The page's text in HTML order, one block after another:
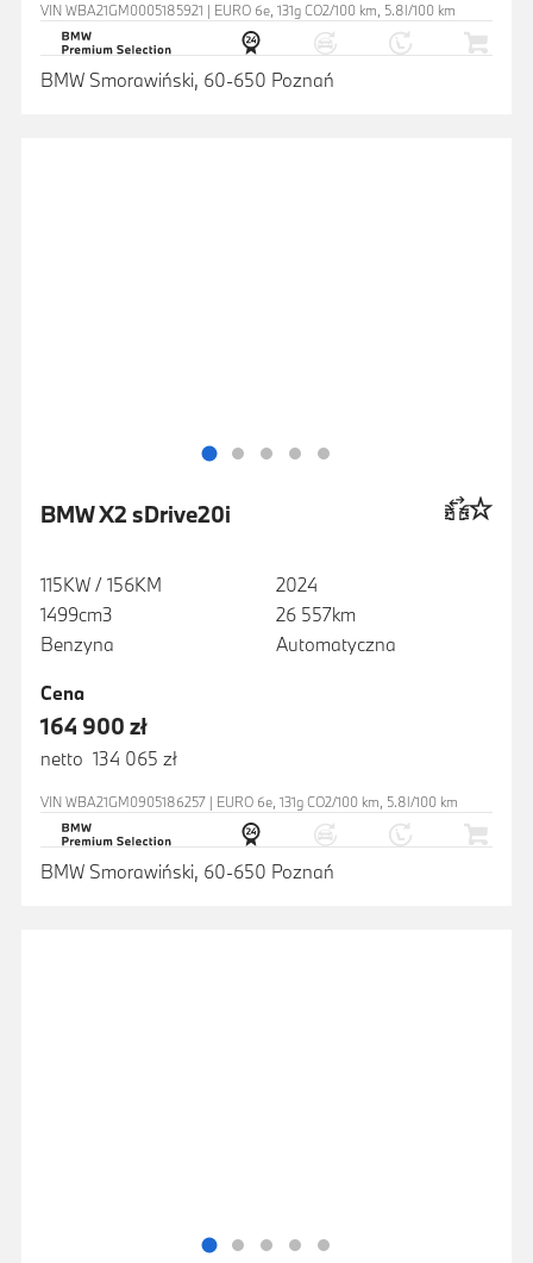
VIN WBA21GM0005185921 | EURO 6e, 131g CO2/100 km, 5.8l/100 km
BMW Smorawiński, 60-650 Poznań
BMW X2 sDrive20i
115KW / 156KM
1499cm3
Benzyna
2024
26 557km
Automatyczna
Cena
164 900 zł
netto 134 065 zł
VIN WBA21GM0905186257 | EURO 6e, 131g CO2/100 km, 5.8l/100 km
BMW Smorawiński, 60-650 Poznań